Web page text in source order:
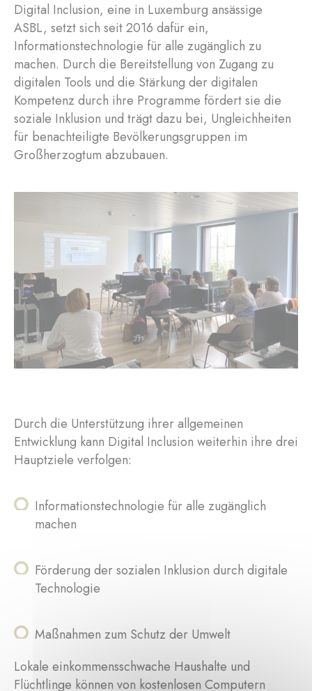
Digital Inclusion, eine in Luxemburg ansässige
ASBL, setzt sich seit 2016 dafür ein,
Informationstechnologie für alle zugänglich zu
machen. Durch die Bereitstellung von Zugang zu
digitalen Tools und die Stärkung der digitalen
Kompetenz durch ihre Programme fördert sie die
soziale Inklusion und trägt dazu bei, Ungleichheiten
für benachteiligte Bevölkerungsgruppen im
Großherzogtum abzubauen.
Durch die Unterstützung ihrer allgemeinen
Entwicklung kann Digital Inclusion weiterhin ihre drei
Hauptziele verfolgen:
Informationstechnologie für alle zugänglich
machen
Förderung der sozialen Inklusion durch digitale
Technologie
Maßnahmen zum Schutz der Umwelt
Lokale einkommensschwache Haushalte und
Flüchtlinge können von kostenlosen Computern